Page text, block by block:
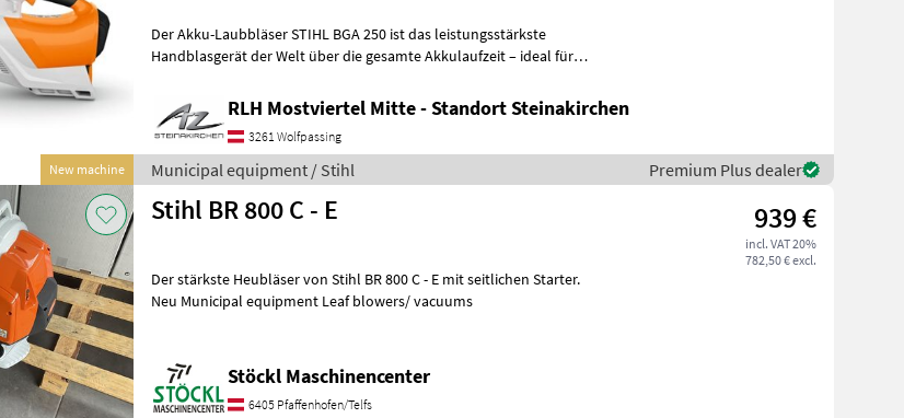
New machine
Der Akku-Laubbläser STIHL BGA 250 ist das leistungsstärkste
Handblasgerät der Welt über die gesamte Akkulaufzeit – ideal für
RLH Mostviertel Mitte - Standort Steinakirchen
3261 Wolfpassing
Municipal equipment / Stihl Premium Plus dealer
Stihl BR 800 C - E 939 €
incl. VAT 20%
782,50 € excl.
Der stärkste Heubläser von Stihl BR 800 C - E mit seitlichen Starter.
Neu Municipal equipment Leaf blowers/ vacuums
Stöckl Maschinencenter
6405 Pfaffenhofen/Telfs